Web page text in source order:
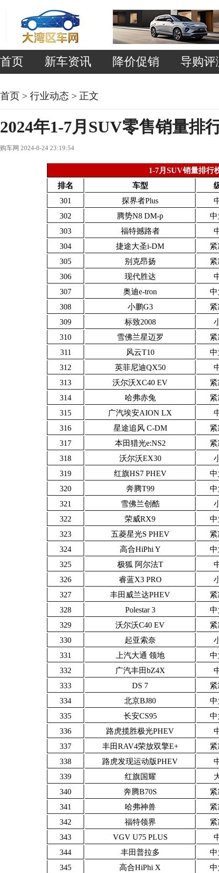
首页 新车资讯 降价促销 导购评
首页 > 行业动态 > 正文
2024年1-7月SUV零售销量排
购车网 2024-8-24 23:19:54
1-7月SUV销量排行
排名
车型
301
探界者Plus
302
腾势N8 DM-p
中
303
福特撼路者
304
捷途大圣i-DM
305
别克昂扬
306
现代胜达
307
奥迪e-tron
中
308
小鹏G3
309
标致2008
310
雪佛兰星迈罗
311
风云T10
中
312
英菲尼迪QX50
313
沃尔沃XC40 EV
314
哈弗赤兔
315
广汽埃安AION LX
316
星途追风 C-DM
317
本田猎光e:NS2
318
沃尔沃EX30
319
红旗HS7 PHEV
中
320
奔腾T99
中
321
雪佛兰创酷
322
荣威RX9
中
323
五菱星光S PHEV
324
高合HiPhi Y
中
325
极狐 阿尔法T
326
睿蓝X3 PRO
327
丰田威兰达PHEV
328
Polestar 3
中
329
沃尔沃C40 EV
330
起亚索奈
331
上汽大通 领地
中
332
广汽丰田bZ4X
333
DS 7
334
北京BJ80
中
335
长安CS95
中
336
路虎揽胜极光PHEV
337
丰田RAV4荣放双擎E+
338
路虎发现运动版PHEV
339
红旗国耀
340
奔腾B70S
341
哈弗神兽
342
福特领界
343
VGV U75 PLUS
344
丰田普拉多
中
345
高合HiPhi X
中